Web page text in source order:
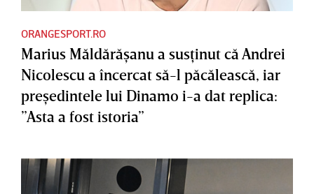
ORANGESPORT.RO
Marius Măldărăşanu a susţinut că Andrei
Nicolescu a încercat să-l păcălească, iar
preşedintele lui Dinamo i-a dat replica:
”Asta a fost istoria”